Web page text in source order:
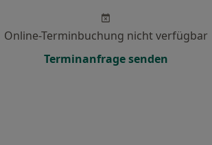
Online-Terminbuchung nicht verfügbar
Terminanfrage senden